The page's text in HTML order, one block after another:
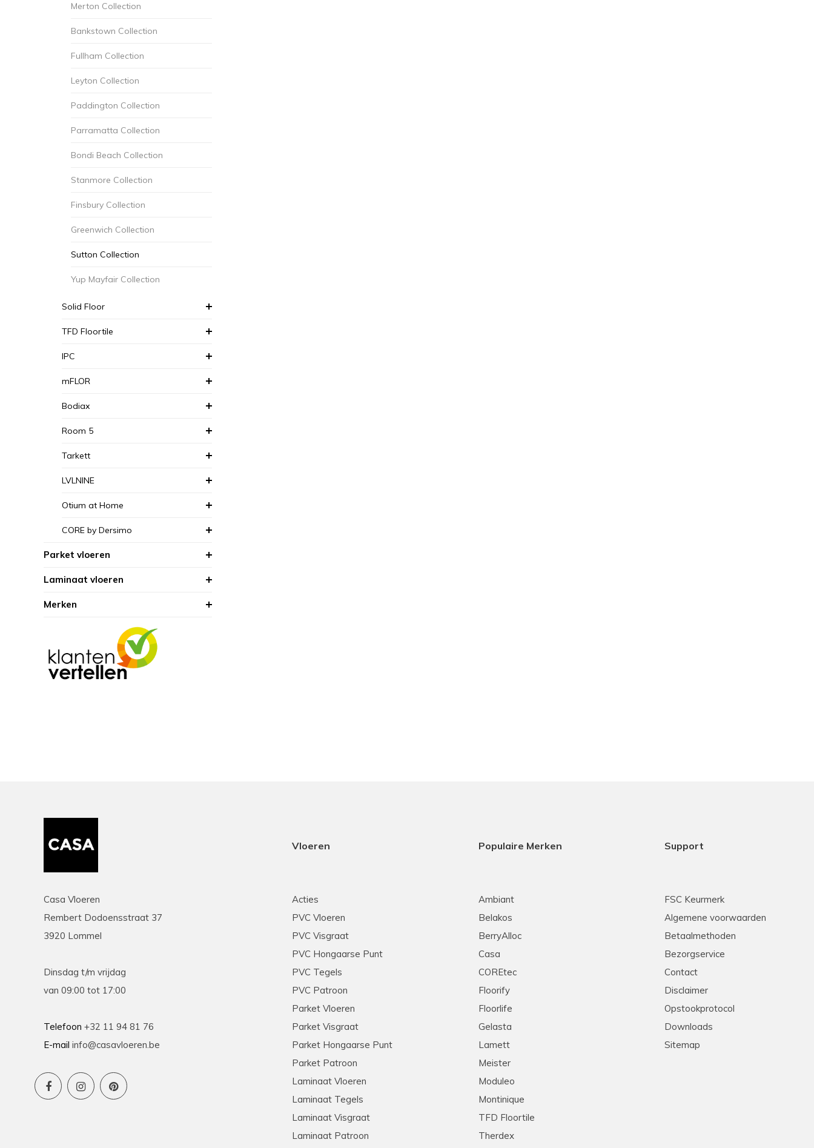
Merton Collection
Bankstown Collection
Fullham Collection
Leyton Collection
Paddington Collection
Parramatta Collection
Bondi Beach Collection
Stanmore Collection
Finsbury Collection
Greenwich Collection
Sutton Collection
Yup Mayfair Collection
Solid Floor
TFD Floortile
IPC
mFLOR
Bodiax
Room 5
Tarkett
LVLNINE
Otium at Home
CORE by Dersimo
Parket vloeren
Laminaat vloeren
Merken
Casa Vloeren
Rembert Dodoensstraat 37
3920 Lommel
Dinsdag t/m vrijdag
van 09:00 tot 17:00
Telefoon +32 11 94 81 76
E-mail info@casavloeren.be
Vloeren
Acties
PVC Vloeren
PVC Visgraat
PVC Hongaarse Punt
PVC Tegels
PVC Patroon
Parket Vloeren
Parket Visgraat
Parket Hongaarse Punt
Parket Patroon
Laminaat Vloeren
Laminaat Tegels
Laminaat Visgraat
Laminaat Patroon
Populaire Merken
Ambiant
Belakos
BerryAlloc
Casa
COREtec
Floorify
Floorlife
Gelasta
Lamett
Meister
Moduleo
Montinique
TFD Floortile
Therdex
Support
FSC Keurmerk
Algemene voorwaarden
Betaalmethoden
Bezorgservice
Contact
Disclaimer
Opstookprotocol
Downloads
Sitemap